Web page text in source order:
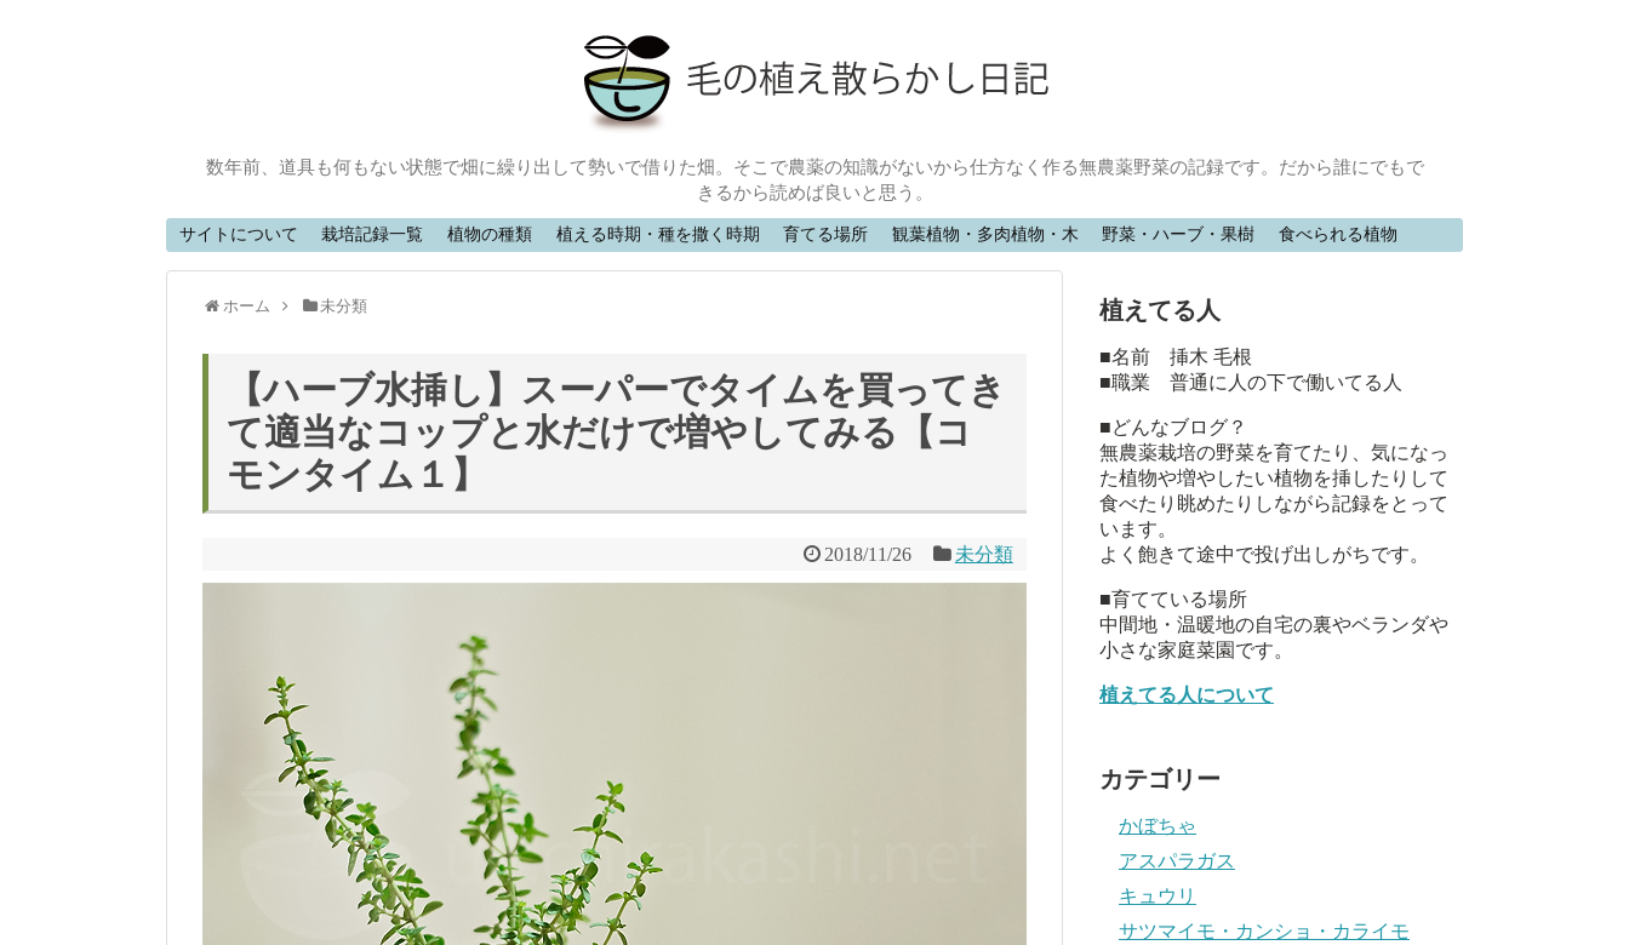
数年前、道具も何もない状態で畑に繰り出して勢いで借りた畑。そこで農薬の知識がないから仕方なく作る無農薬野菜の記録です。だから誰にでもで
きるから読めば良いと思う。
サイトについて 栽培記録一覧 植物の種類 植える時期・種を撒く時期 育てる場所 観葉植物・多肉植物・木 野菜・ハーブ・果樹 食べられる植物
ホーム 未分類
【ハーブ水挿し】スーパーでタイムを買ってき
て適当なコップと水だけで増やしてみる【コ
モンタイム１】
2018/11/26 未分類
植えてる人
■名前 挿木 毛根
■職業 普通に人の下で働いてる人
■どんなブログ？
無農薬栽培の野菜を育てたり、気になっ
た植物や増やしたい植物を挿したりして
食べたり眺めたりしながら記録をとって
います。
よく飽きて途中で投げ出しがちです。
■育てている場所
中間地・温暖地の自宅の裏やベランダや
小さな家庭菜園です。
植えてる人について
カテゴリー
かぼちゃ
アスパラガス
キュウリ
サツマイモ・カンショ・カライモ